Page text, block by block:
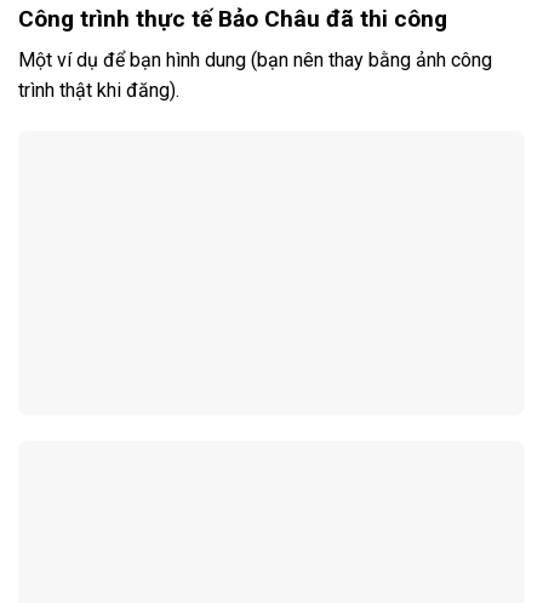
Công trình thực tế Bảo Châu đã thi công
Một ví dụ để bạn hình dung (bạn nên thay bằng ảnh công
trình thật khi đăng).